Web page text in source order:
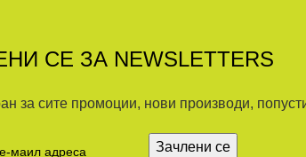
СЕ ЗА NEWSLETTERS
за сите промоции, нови производи,